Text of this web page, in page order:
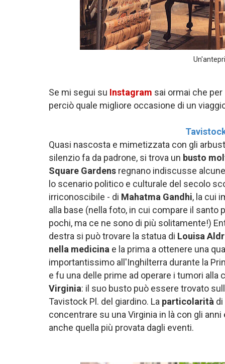
Se mi segui su Instagram sai ormai che
perciò quale migliore occasione di un
Quasi nascosta e mimetizzata con gli
silenzio fa da padrone, si trova un busto
Square Gardens regnano indiscusse
lo scenario politico e culturale del secolo
irriconoscibile - di Mahatma Gandhi, la cui
alla base (nella foto, in cui compare il santo
pochi, ma ce ne sono di più solitamente!)
destra si può trovare la statua di Louisa
nella medicina e la prima a ottenere una
importantissimo all'Inghilterra durante la
e fu una delle prime ad operare i tumori
Virginia: il suo busto può essere trovato
Tavistock Pl. del giardino. La particolarità
concentrare su una Virginia in là con gli
anche quella più provata dagli eventi.